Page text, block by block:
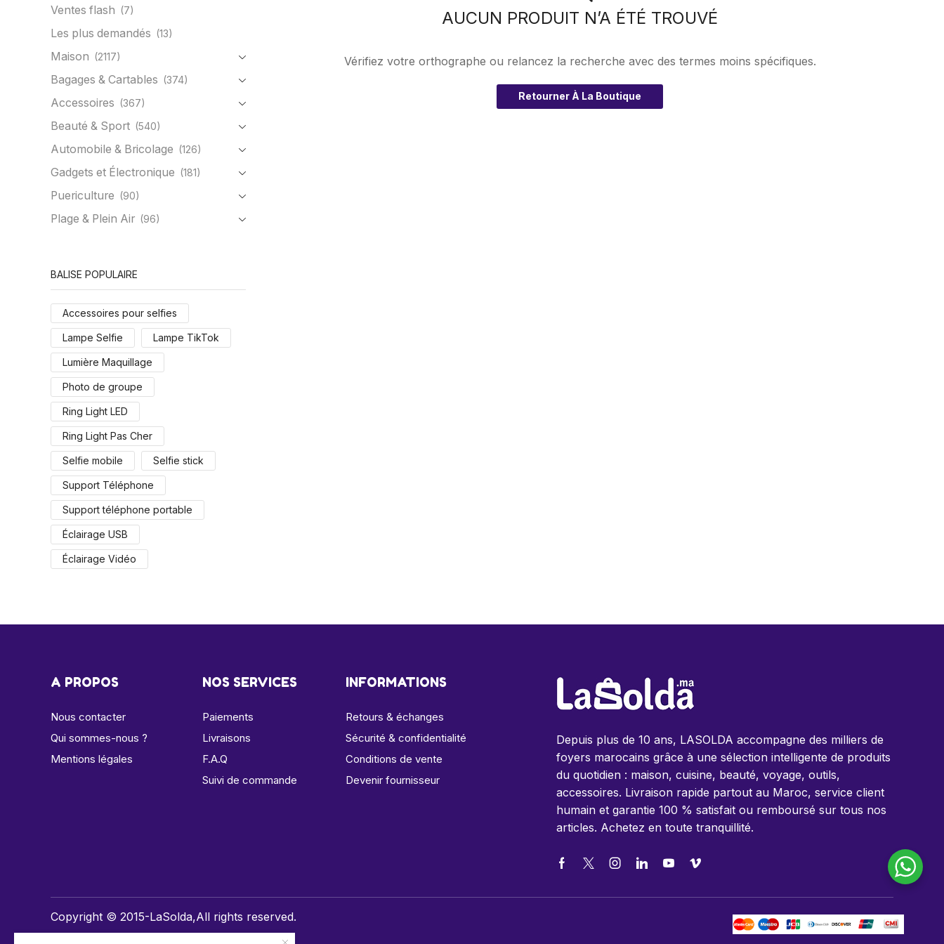
AUCUN PRODUIT N’A ÉTÉ TROUVÉ
Vérifiez votre orthographe ou relancez la recherche avec des termes moins spécifiques.
Retourner À La Boutique
Ventes flash (7)
Les plus demandés (13)
Maison (2117)
Bagages & Cartables (374)
Accessoires (367)
Beauté & Sport (540)
Automobile & Bricolage (126)
Gadgets et Électronique (181)
Puericulture (90)
Plage & Plein Air (96)
BALISE POPULAIRE
Accessoires pour selfies
Lampe Selfie Lampe TikTok
Lumière Maquillage
Photo de groupe
Ring Light LED
Ring Light Pas Cher
Selfie mobile Selfie stick
Support Téléphone
Support téléphone portable
Éclairage USB
Éclairage Vidéo
A PROPOS
Nous contacter
Qui sommes-nous ?
Mentions légales
NOS SERVICES
Paiements
Livraisons
F.A.Q
Suivi de commande
INFORMATIONS
Retours & échanges
Sécurité & confidentialité
Conditions de vente
Devenir fournisseur
Depuis plus de 10 ans, LASOLDA accompagne des milliers de
foyers marocains grâce à une sélection intelligente de produits
du quotidien : maison, cuisine, beauté, voyage, outils,
accessoires. Livraison rapide partout au Maroc, service client
humain et garantie 100 % satisfait ou remboursé sur tous nos
articles. Achetez en toute tranquillité.
Copyright © 2015-LaSolda,All rights reserved.